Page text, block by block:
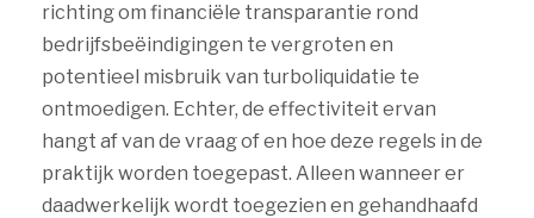
richting om financiële transparantie rond
bedrijfsbeëindigingen te vergroten en
potentieel misbruik van turboliquidatie te
ontmoedigen. Echter, de effectiviteit ervan
hangt af van de vraag of en hoe deze regels in de
praktijk worden toegepast. Alleen wanneer er
daadwerkelijk wordt toegezien en gehandhaafd